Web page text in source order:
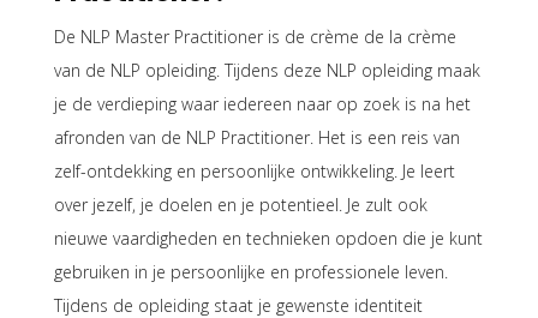
De NLP Master Practitioner is de crème de la crème
van de NLP opleiding. Tijdens deze NLP opleiding maak
je de verdieping waar iedereen naar op zoek is na het
afronden van de NLP Practitioner. Het is een reis van
zelf-ontdekking en persoonlijke ontwikkeling. Je leert
over jezelf, je doelen en je potentieel. Je zult ook
nieuwe vaardigheden en technieken opdoen die je kunt
gebruiken in je persoonlijke en professionele leven.
Tijdens de opleiding staat je gewenste identiteit